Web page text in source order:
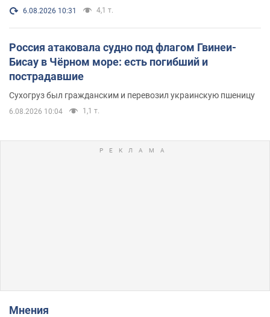
6.08.2026 10:31 4,1 т.
Россия атаковала судно под флагом Гвинеи-
Бисау в Чёрном море: есть погибший и
пострадавшие
Сухогруз был гражданским и перевозил украинскую пшеницу
6.08.2026 10:04 1,1 т.
Мнения